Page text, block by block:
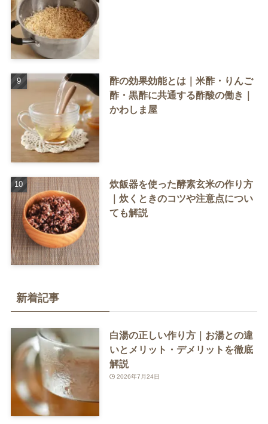
酢の効果効能とは｜米酢・りんご
酢・黒酢に共通する酢酸の働き｜
かわしま屋
炊飯器を使った酵素玄米の作り方
｜炊くときのコツや注意点につい
ても解説
新着記事
白湯の正しい作り方｜お湯との違
いとメリット・デメリットを徹底
解説
2026年7月24日